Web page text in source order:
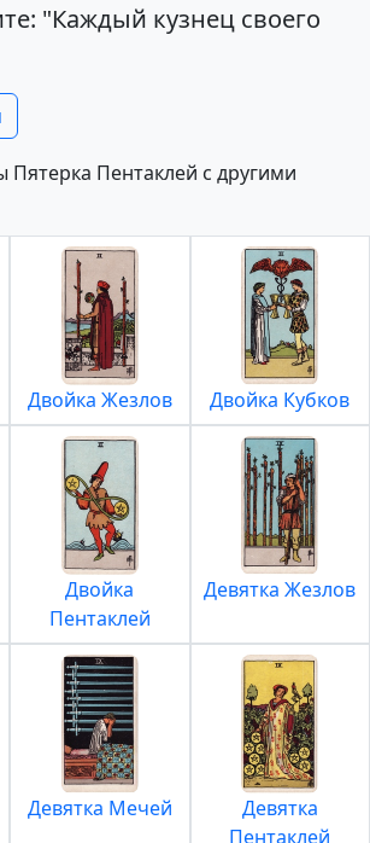
"Каждый кузнец своего
Пятерка Пентаклей с другими
Двойка Жезлов Двойка Кубков
Двойка
Пентаклей
Девятка Жезлов
Девятка Мечей
Девятка
Пентаклей